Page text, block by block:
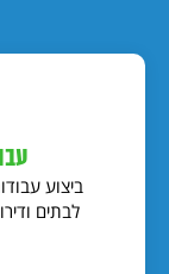
ביצוע
לבתים